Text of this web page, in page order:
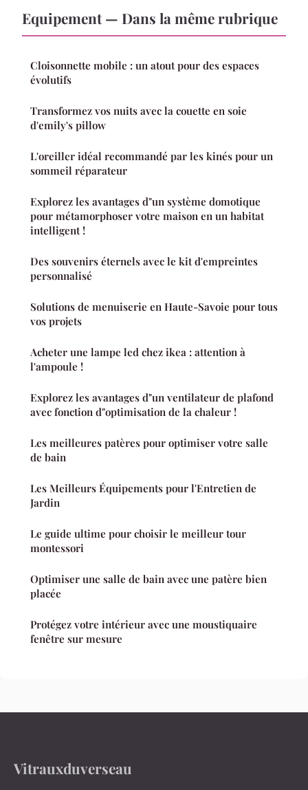
Equipement — Dans la même rubrique
Cloisonnette mobile : un atout pour des espaces
évolutifs
Transformez vos nuits avec la couette en soie
d'emily's pillow
L'oreiller idéal recommandé par les kinés pour un
sommeil réparateur
Explorez les avantages d"un système domotique
pour métamorphoser votre maison en un habitat
intelligent !
Des souvenirs éternels avec le kit d'empreintes
personnalisé
Solutions de menuiserie en Haute-Savoie pour tous
vos projets
Acheter une lampe led chez ikea : attention à
l'ampoule !
Explorez les avantages d"un ventilateur de plafond
avec fonction d"optimisation de la chaleur !
Les meilleures patères pour optimiser votre salle
de bain
Les Meilleurs Équipements pour l'Entretien de
Jardin
Le guide ultime pour choisir le meilleur tour
montessori
Optimiser une salle de bain avec une patère bien
placée
Protégez votre intérieur avec une moustiquaire
fenêtre sur mesure
Vitrauxduverseau